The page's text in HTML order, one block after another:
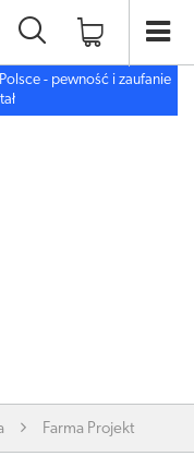
- pewność i zaufanie
Farma Projekt